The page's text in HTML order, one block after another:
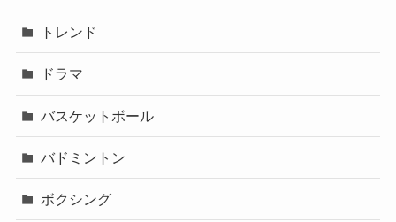
トレンド
ドラマ
バスケットボール
バドミントン
ボクシング